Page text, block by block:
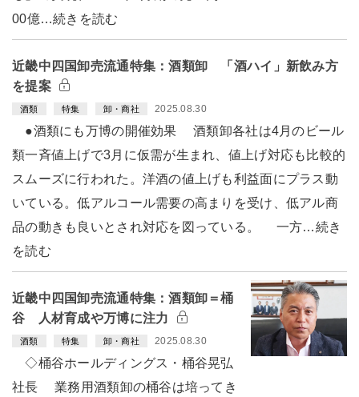
00億…続きを読む
近畿中四国卸売流通特集：酒類卸 「酒ハイ」新飲み方
を提案
酒類 特集 卸・商社 2025.08.30
●酒類にも万博の開催効果 酒類卸各社は4月のビール
類一斉値上げで3月に仮需が生まれ、値上げ対応も比較的
スムーズに行われた。洋酒の値上げも利益面にプラス動
いている。低アルコール需要の高まりを受け、低アル商
品の動きも良いとされ対応を図っている。 一方…続き
を読む
近畿中四国卸売流通特集：酒類卸＝桶
谷 人材育成や万博に注力
酒類 特集 卸・商社 2025.08.30
◇桶谷ホールディングス・桶谷晃弘
社長 業務用酒類卸の桶谷は培ってき